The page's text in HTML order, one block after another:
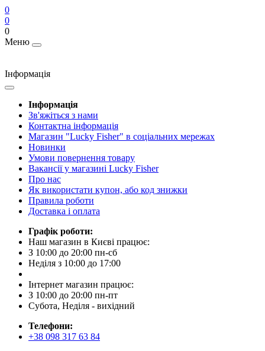
0
0
0
Меню
Інформація
Інформація
Зв'яжіться з нами
Контактна інформація
Магазин "Lucky Fisher" в соціальних мережах
Новинки
Умови повернення товару
Вакансії у магазині Lucky Fisher
Про нас
Як використати купон, або код знижки
Правила роботи
Доставка і оплата
Графік роботи:
Наш магазин в Києві працює:
З 10:00 до 20:00 пн-сб
Неділя з 10:00 до 17:00
Інтернет магазин працює:
З 10:00 до 20:00 пн-пт
Субота, Неділя - вихідний
Телефони:
+38 098 317 63 84